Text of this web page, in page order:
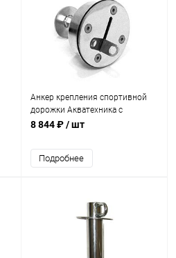
Анкер крепления спортивной
дорожки Акватехника с
выдвижным крюком AISI 316
8 844 ₽/ шт
Подробнее